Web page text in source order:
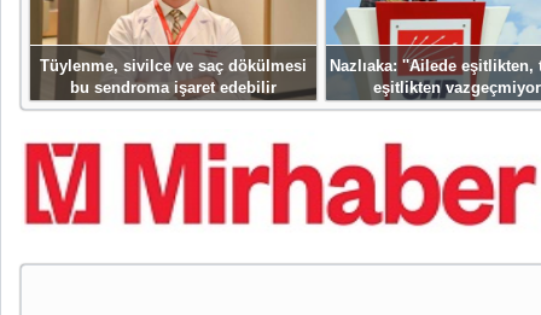
Tüylenme, sivilce ve saç dökülmesi
bu sendroma işaret edebilir
Nazlıaka: ''Ailede eşitlikten,
eşitlikten